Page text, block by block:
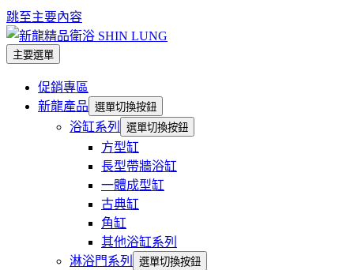
跳至主要內容
主要選單
促銷專區
新龍產品 選單切換按鈕
浴缸系列 選單切換按鈕
方型缸
長型帶牆浴缸
一體成型缸
古典缸
角缸
其他浴缸系列
淋浴門系列
選單切換按鈕